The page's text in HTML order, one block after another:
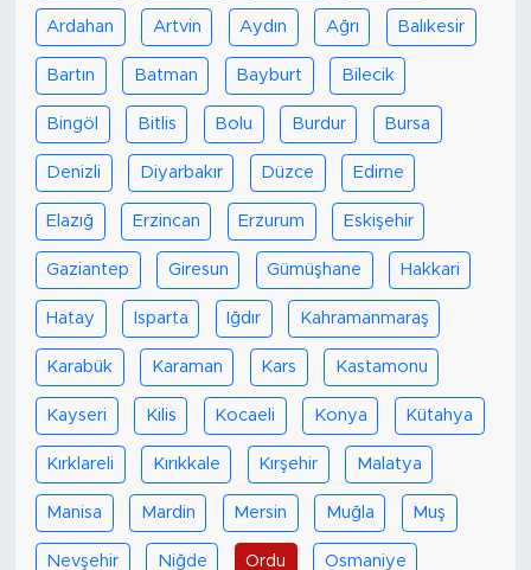
Ardahan Artvin Aydın Ağrı Balıkesir
Bartın Batman Bayburt Bilecik
Bingöl Bitlis Bolu Burdur Bursa
Denizli Diyarbakır Düzce Edirne
Elazığ Erzincan Erzurum Eskişehir
Gaziantep Giresun Gümüşhane Hakkari
Hatay Isparta Iğdır Kahramanmaraş
Karabük Karaman Kars Kastamonu
Kayseri Kilis Kocaeli Konya Kütahya
Kırklareli Kırıkkale Kırşehir Malatya
Manisa Mardin Mersin Muğla Muş
Nevşehir Niğde Ordu Osmaniye